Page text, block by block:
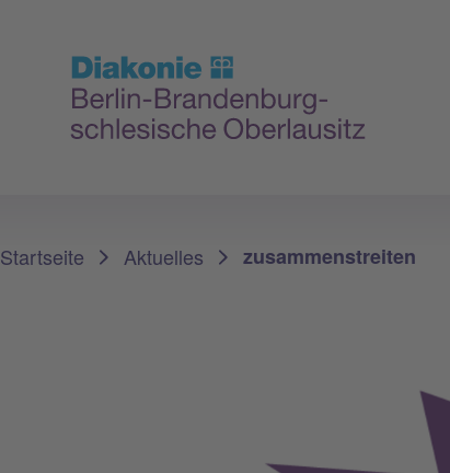
Startseite Aktuelles zusammenstreiten